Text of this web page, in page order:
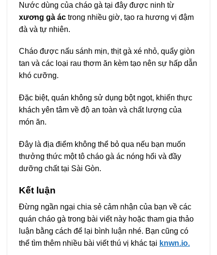
Nước dùng của cháo gà tại đây được ninh từ
xương gà ác trong nhiều giờ, tạo ra hương vị đậm
đà và tự nhiên.
Cháo được nấu sánh mịn, thịt gà xé nhỏ, quẩy giòn
tan và các loại rau thơm ăn kèm tạo nên sự hấp dẫn
khó cưỡng.
Đặc biệt, quán không sử dụng bột ngọt, khiến thực
khách yên tâm về độ an toàn và chất lượng của
món ăn.
Đây là địa điểm không thể bỏ qua nếu bạn muốn
thưởng thức một tô cháo gà ác nóng hổi và đầy
dưỡng chất tại Sài Gòn.
Kết luận
Đừng ngần ngại chia sẻ cảm nhận của bạn về các
quán cháo gà trong bài viết này hoặc tham gia thảo
luận bằng cách để lại bình luận nhé. Bạn cũng có
thể tìm thêm nhiều bài viết thú vị khác tại knwn.io.